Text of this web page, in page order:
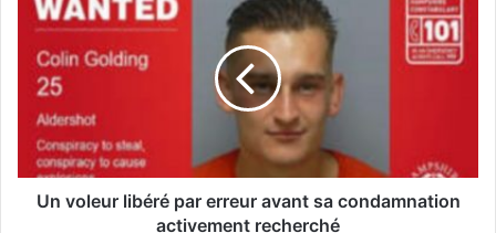
Un voleur libéré par erreur avant sa condamnation
activement recherché